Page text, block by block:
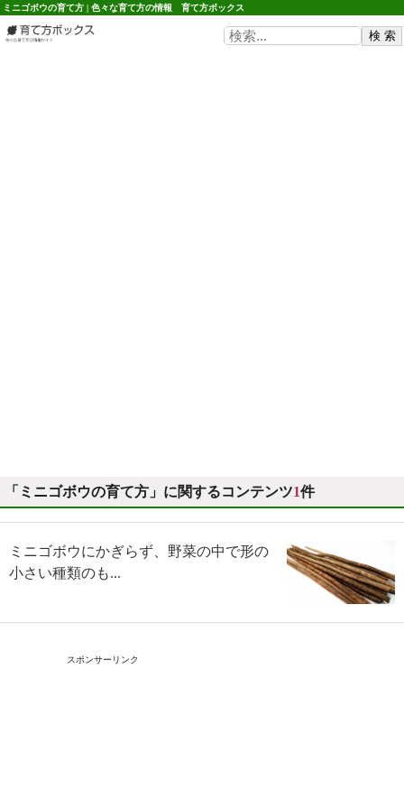
ミニゴボウの育て方 | 色々な育て方の情報 育て方ボックス
「ミニゴボウの育て方」に関するコンテンツ1件
ミニゴボウにかぎらず、野菜の中で形の
小さい種類のも...
スポンサーリンク